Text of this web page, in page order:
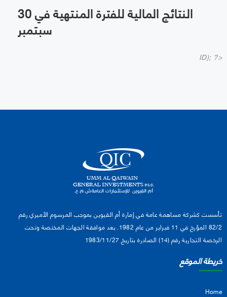
النتائج المالية للفترة المنتهية في 30
سبتمبر
ID); ?>
تأسست كشركة مساهمة عامة في إمارة أم القيوين بموجب المرسوم الأميري رقم
82/2 المؤرخ في 11 فبراير من عام 1982. بعد موافقة الجهات المختصة وتحت
الرخصة التجارية رقم (14) الصادرة بتاريخ 1983/11/27
خريطة الموقع
Home